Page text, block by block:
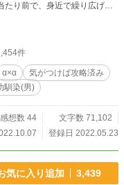
たり前で、身近で繰り広げら
ッと感じるほどだ。そんな
様気質の涼介は実は…。意外
てください笑 涼介の恋愛模
は、涼介のせいですので…(^
件
α×α
気がつけば攻略済み
馴染(男)
感想数 44
文字数 71,102
登録日 2022.05.23
気に入り追加 3,439